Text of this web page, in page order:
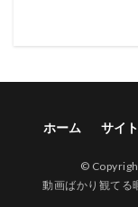
ホーム サイ
©
動画ばかり観てる